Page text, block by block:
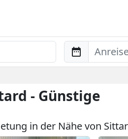
Anreise
- Günstige
in der Nähe von